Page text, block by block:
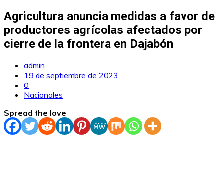
Agricultura anuncia medidas a favor de
productores agrícolas afectados por
cierre de la frontera en Dajabón
admin
19 de septiembre de 2023
0
Nacionales
Spread the love